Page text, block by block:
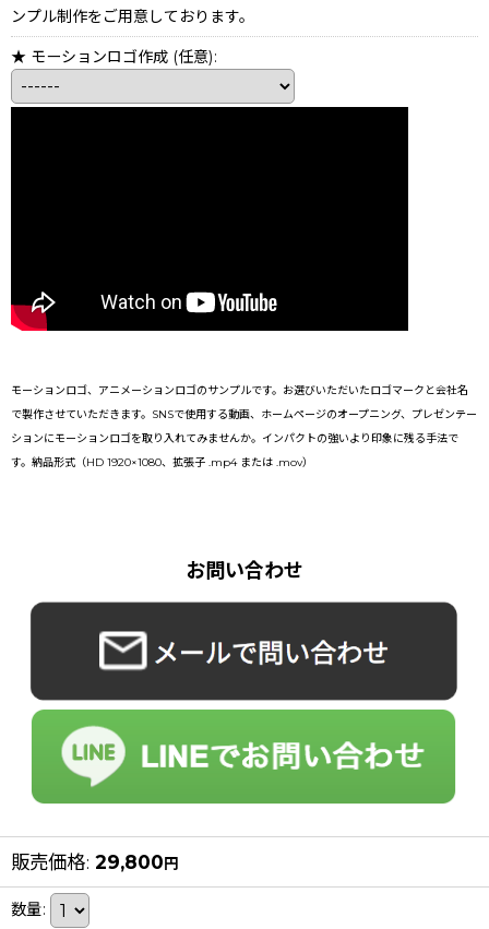
ンプル制作をご用意しております。
★ モーションロゴ作成 (任意):
モーションロゴ、アニメーションロゴのサンプルです。お選びいただいたロゴマークと会社名
で製作させていただきます。SNSで使用する動画、ホームページのオープニング、プレゼンテー
ションにモーションロゴを取り入れてみませんか。インパクトの強いより印象に残る手法で
す。納品形式（HD 1920×1080、拡張子 .mp4 または .mov）
お問い合わせ
販売価格: 29,800円
数量: